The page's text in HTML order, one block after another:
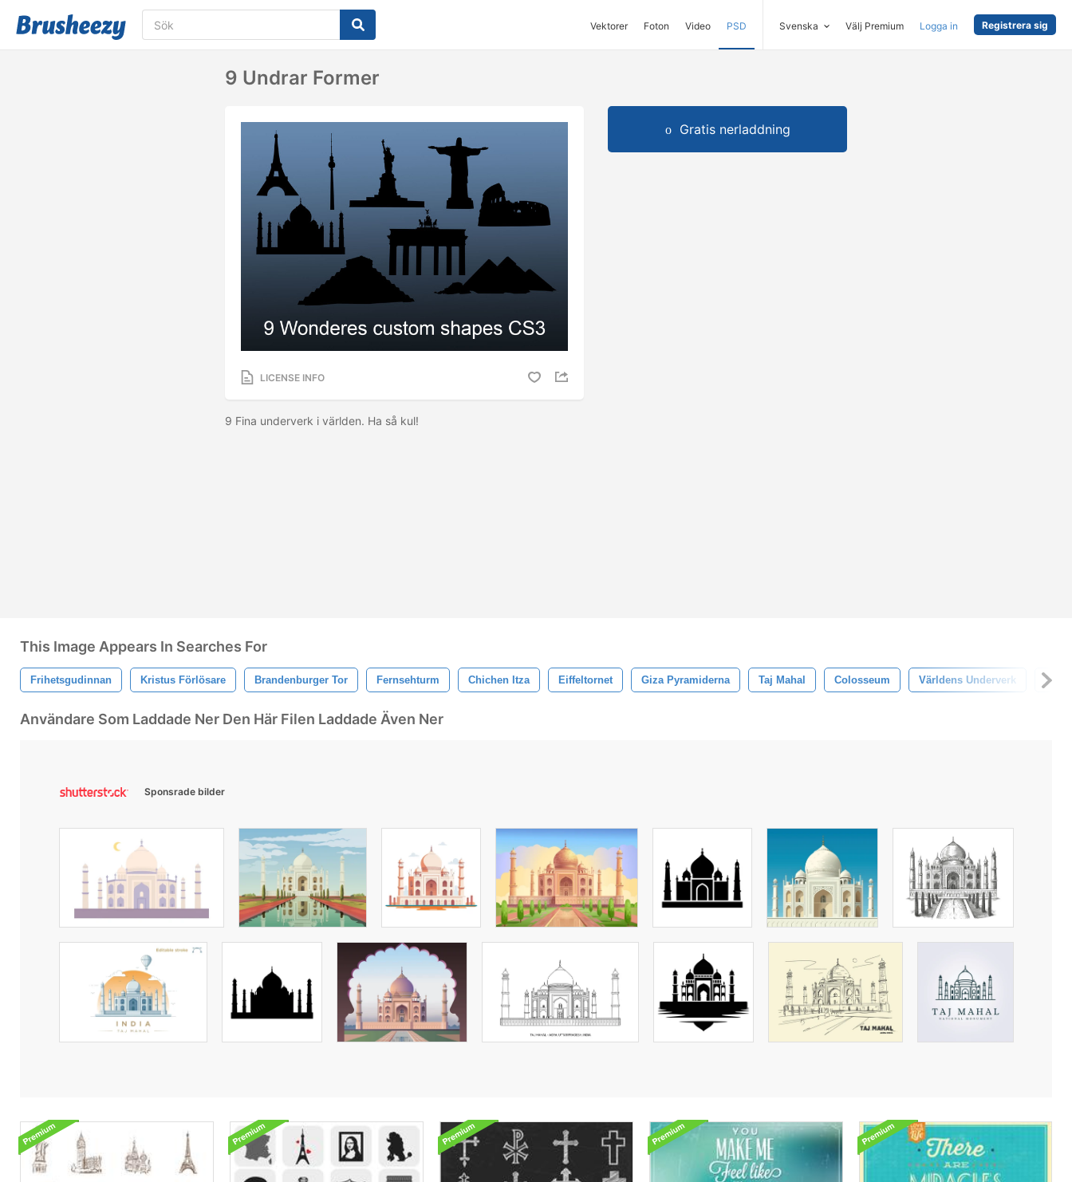
Vektorer Foton Video PSD Svenska Välj Premium Logga in Registrera sig
9 Undrar Former
LICENSE INFO
9 Fina underverk i världen. Ha så kul!
Gratis nerladdning
This Image Appears In Searches For
Frihetsgudinnan Kristus Förlösare Brandenburger Tor Fernsehturm Chichen Itza Eiffeltornet Giza Pyramiderna Taj Mahal Colosseum Världens Underverk
Användare Som Laddade Ner Den Här Filen Laddade Även Ner
Sponsrade bilder